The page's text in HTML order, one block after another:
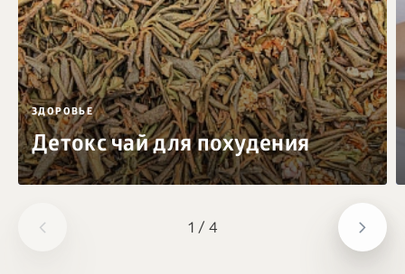
1 / 4
ЗДОРОВЬЕ
Детокс чай для похудения